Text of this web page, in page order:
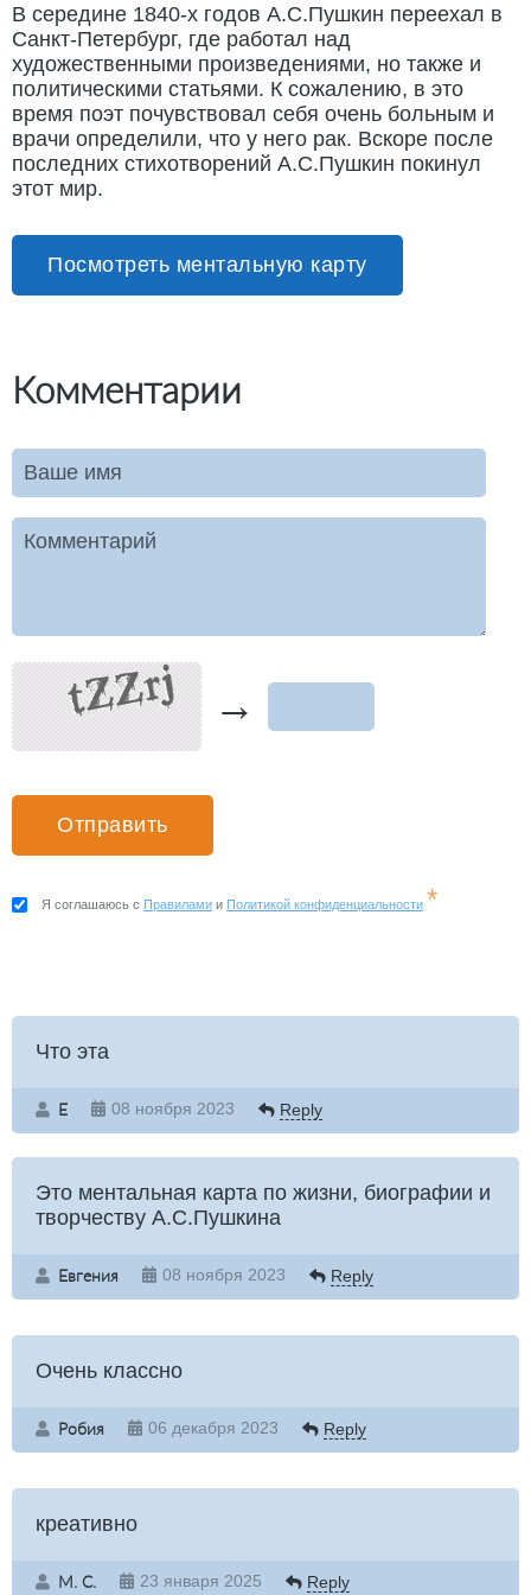
В середине 1840-х годов А.С.Пушкин переехал в
Санкт-Петербург, где работал над
художественными произведениями, но также и
политическими статьями. К сожалению, в это
время поэт почувствовал себя очень больным и
врачи определили, что у него рак. Вскоре после
последних стихотворений А.С.Пушкин покинул
этот мир.
Посмотреть ментальную карту
Комментарии
Ваше имя
Комментарий
→
Я соглашаюсь с Правилами и Политикой конфиденциальности *
Что эта
E 08 ноября 2023 Reply
Это ментальная карта по жизни, биографии и
творчеству А.С.Пушкина
Евгения 08 ноября 2023 Reply
Очень классно
Робия 06 декабря 2023 Reply
креативно
М. С. 23 января 2025 Reply